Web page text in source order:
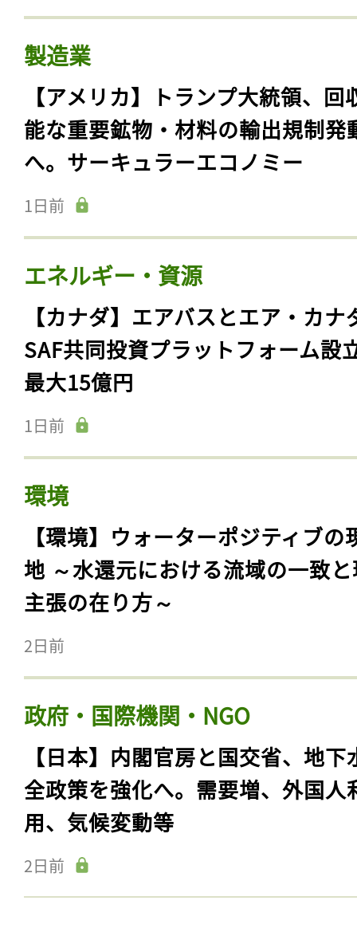
製造業
【アメリカ】トランプ大統領、回
能な重要鉱物・材料の輸出規制発
へ。サーキュラーエコノミー
1日前
エネルギー・資源
【カナダ】エアバスとエア・カナ
SAF共同投資プラットフォーム設
最大15億円
1日前
環境
【環境】ウォーターポジティブの
地 ～水還元における流域の一致
主張の在り方～
2日前
政府・国際機関・NGO
【日本】内閣官房と国交省、地下
全政策を強化へ。需要増、外国人
用、気候変動等
2日前